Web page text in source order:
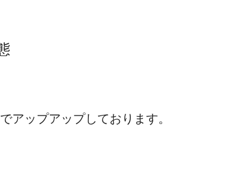
アップアップしております。